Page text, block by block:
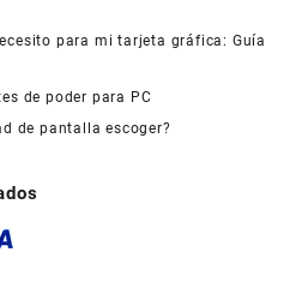
para mi tarjeta gráfica: Guía
de poder para PC
de pantalla escoger?